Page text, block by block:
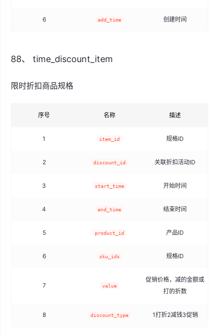
6 add_time 创建时间
88、 time_discount_item
限时折扣商品规格
序号 名称 描述
1 item_id 规格ID
2 discount_id 关联折扣活动ID
3 start_time 开始时间
4 end_time 结束时间
5 product_id 产品ID
6 sku_ids 规格ID
7 value
促销价格，减的金额或
打的折数
8 discount_type 1打折2减钱3促销